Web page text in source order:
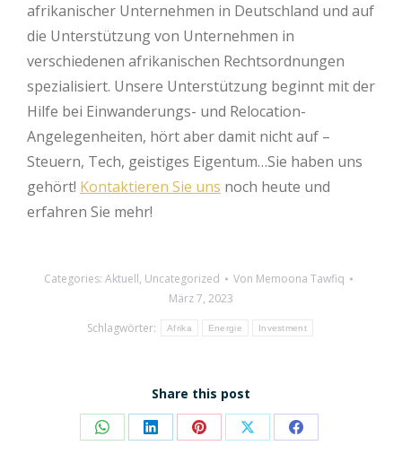
afrikanischer Unternehmen in Deutschland und auf
die Unterstützung von Unternehmen in
verschiedenen afrikanischen Rechtsordnungen
spezialisiert. Unsere Unterstützung beginnt mit der
Hilfe bei Einwanderungs- und Relocation-
Angelegenheiten, hört aber damit nicht auf –
Steuern, Tech, geistiges Eigentum…Sie haben uns
gehört! Kontaktieren Sie uns noch heute und
erfahren Sie mehr!
Categories: Aktuell, Uncategorized Von Memoona Tawfiq
März 7, 2023
Schlagwörter:
Afrika Energie Investment
Share this post
Share Share Share Share Share